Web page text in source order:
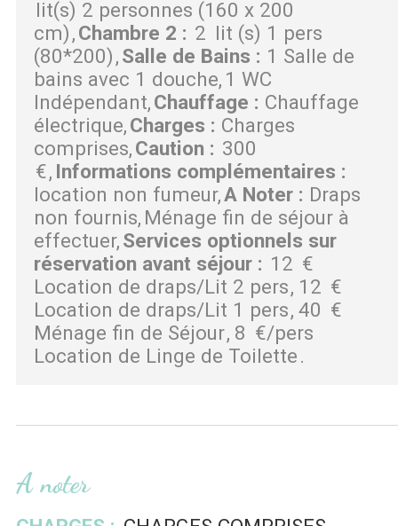
lit(s) 2 personnes (160 x 200
cm) Chambre 2 : 2 lit (s) 1 pers
(80*200) Salle de Bains : 1 Salle de
bains avec 1 douche 1 WC
Indépendant Chauffage : Chauffage
électrique Charges : Charges
comprises Caution : 300
€ Informations complémentaires :
location non fumeur A Noter : Draps
non fournis Ménage fin de séjour à
effectuer Services optionnels sur
réservation avant séjour : 12 €
Location de draps/Lit 2 pers 12 €
Location de draps/Lit 1 pers 40 €
Ménage fin de Séjour 8 €/pers
Location de Linge de Toilette
A noter